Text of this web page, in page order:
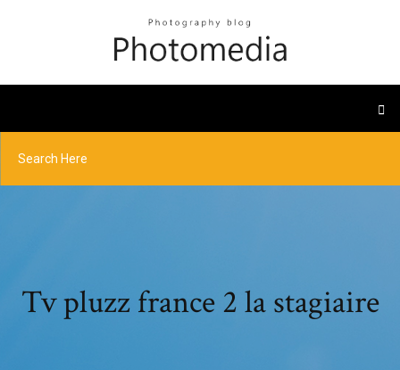
Tv pluzz france 2 la stagiaire